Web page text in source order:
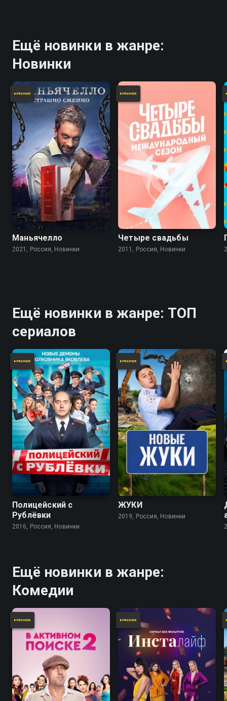
Ещё новинки в жанре:
Новинки
Маньячелло
2021, Россия, Новинки
Четыре свадьбы
2011, Россия, Новинки
Ещё новинки в жанре: ТОП
сериалов
7.9 7.2
Полицейский с
Рублёвки
2016, Россия, Новинки
7.8 7.2
ЖУКИ
2019, Россия, Новинки
Ещё новинки в жанре:
Комедии